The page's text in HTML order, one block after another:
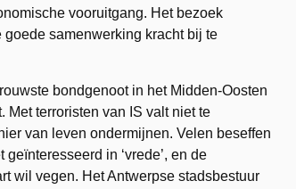
vooruitgang. Het bezoek
samenwerking kracht bij te
bondgenoot in het Midden-Oosten
Met terroristen van IS valt niet te
van leven ondermijnen. Velen beseffen
in ‘vrede’, en de
wil vegen. Het Antwerpse stadsbestuur